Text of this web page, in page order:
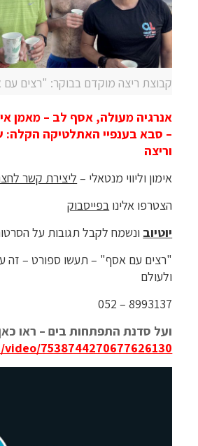
קבוצת ריצה מוקדם בבוקר: "רצים
אנרגיה מעולה, אסף לב – מאמן
– סבא בענפיי האתלטיקה הקלה:
וריצה
אימון וליווי מנטאלי – ליצירת קשר
הצטרפו אלינו בפייסבוק
יוטיוב ונשמח לקבל תגובות על
"רצים עם אסף" – תעשו ספורט – זה
ולעולם
8993137 – 052
ועל סדנת התפתחות בים – ראו
7538744270677626130